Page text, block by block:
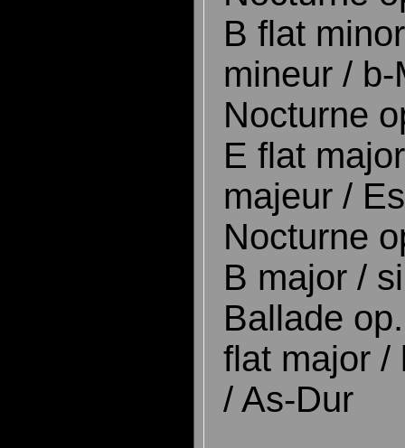
B flat
mineur / b-
Nocturne
E flat
majeur /
Nocturne
B major /
Ballade
flat major /
/ As-Dur